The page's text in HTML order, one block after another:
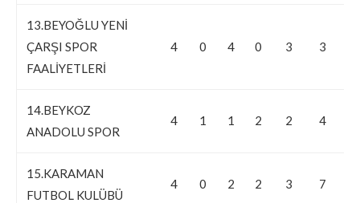
13.BEYOĞLU YENİ
ÇARŞI SPOR
FAALİYETLERİ
4 0 4 0 3 3
14.BEYKOZ
ANADOLU SPOR
4 1 1 2 2 4
15.KARAMAN
FUTBOL KULÜBÜ
4 0 2 2 3 7